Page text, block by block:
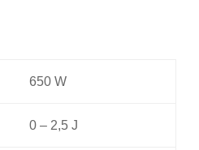
650 W
0 – 2,5 J